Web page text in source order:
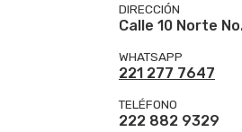
DIRECCIÓN
Calle 10 Norte
WHATSAPP
221 277 7647
TELÉFONO
222 882 9329